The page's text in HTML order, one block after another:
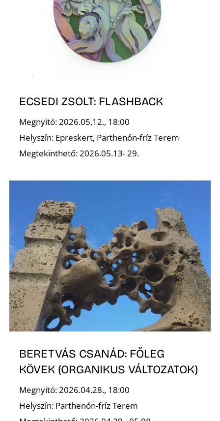
ECSEDI ZSOLT: FLASHBACK
Megnyitó: 2026.05,12., 18:00
Helyszín: Epreskert, Parthenón-fríz Terem
Megtekinthető: 2026.05.13- 29.
BERETVÁS CSANÁD: FŐLEG
KÖVEK (ORGANIKUS VÁLTOZATOK)
Megnyitó: 2026.04.28., 18:00
Helyszín: Parthenón-fríz Terem